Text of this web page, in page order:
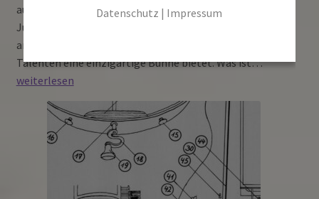
aufgepasst! Im Juli 2024 erleben wir die Premiere des
Jugendfolkorchester Deutschland (JFO), ein
ambitioniertes Projekt von Profolk e.V., das jungen
Talenten eine einzigartige Bühne bietet. Was ist…Bewirb
weiterlesen
Datenschutz | Impressum